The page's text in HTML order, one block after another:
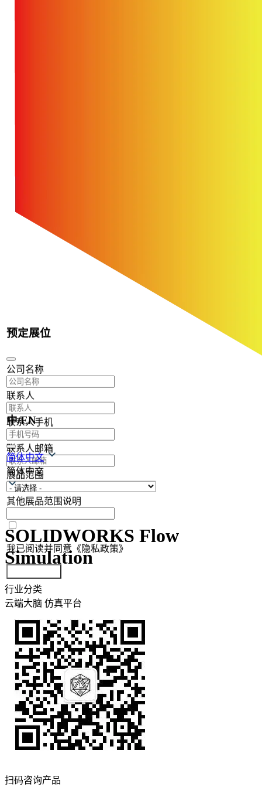
SOLIDWORKS Flow
Simulation
行业分类
云端大脑 仿真平台
扫码咨询产品
预定展位
公司名称
联系人
联系人手机
联系人邮箱
展品范围
其他展品范围说明
我已阅读并同意《隐私政策》
中/EN
简体中文
简体中文